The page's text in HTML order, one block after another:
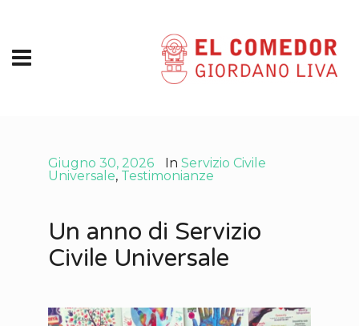
Giugno 30, 2026 In Servizio Civile
Universale, Testimonianze
Un anno di Servizio
Civile Universale